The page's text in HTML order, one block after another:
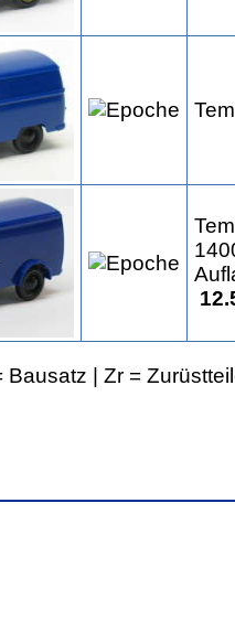
Bausatz | Zr =